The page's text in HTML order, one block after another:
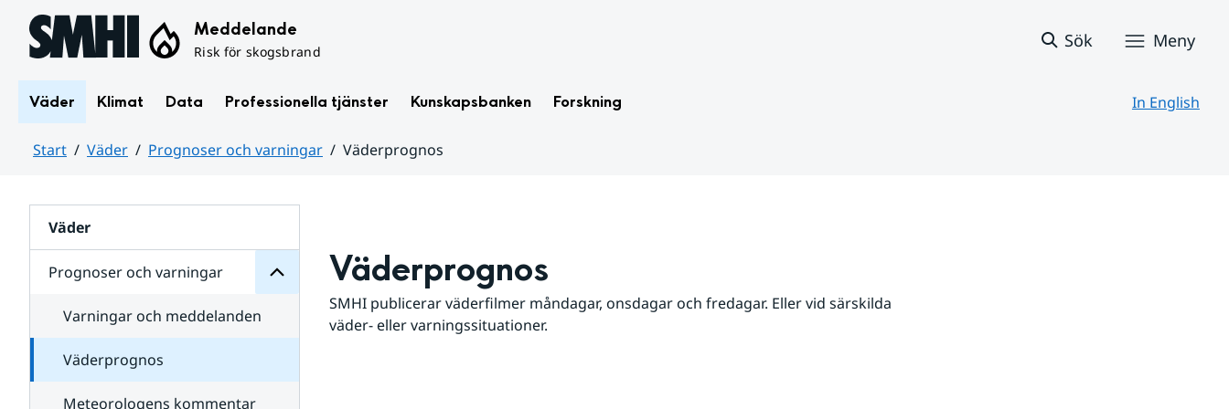
Hoppa till sidans innehåll Meddelande
Risk för skogsbrand
Sök Meny
Väder Klimat Data Professionella tjänster Kunskapsbanken Forskning In English
Start Väder Prognoser och varningar
Väderprognos
Väder
Prognoser och varningar
för
varningar
Varningar och meddelanden
Väderprognos
Meteorologens kommentar
Väderprognos
SMHI publicerar väderfilmer måndagar, onsdagar och fredagar. Eller vid särskilda
väder- eller varningssituationer.